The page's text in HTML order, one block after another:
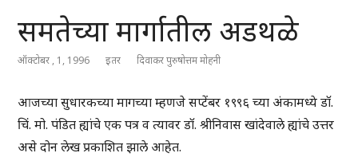
समतेच्या मार्गातील अडथळे
ऑक्टोबर , 1, 1996 इतर दिवाकर पुरुषोत्तम मोहनी
आजच्या सुधारकच्या मागच्या म्हणजे सप्टेंबर १९९६ च्या अंकामध्ये डॉ.
चिं. मो. पंडित ह्यांचे एक पत्र व त्यावर डॉ. श्रीनिवास खांदेवाले ह्यांचे उत्तर
असे दोन लेख प्रकाशित झाले आहेत.